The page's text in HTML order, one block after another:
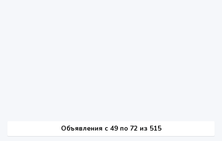
Объявления c 49 по 72 из 515